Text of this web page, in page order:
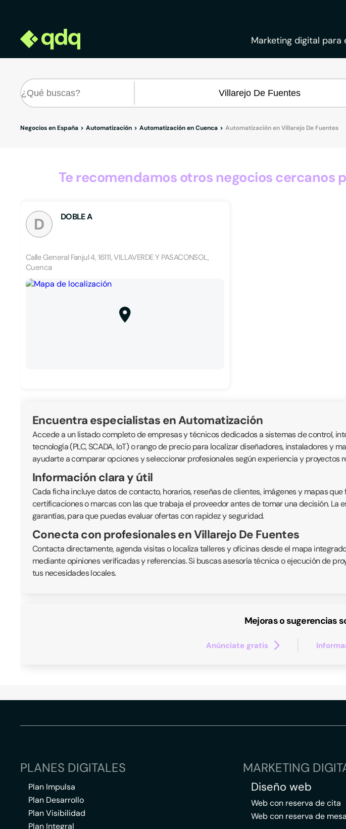
Marketing digital para
Negocios en España Automatización Automatización en Cuenca Automatización en Villarejo De Fuentes
Te recomendamos otros negocios cercanos
D DOBLE A
Calle General Fanjul 4, 16111, VILLAVERDE Y PASACONSOL,
Cuenca
Encuentra especialistas en Automatización
Accede a un listado completo de empresas y técnicos dedicados a sistemas de control,
tecnología (PLC, SCADA, IoT) o rango de precio para localizar diseñadores, instaladores
ayudarte a comparar opciones y seleccionar profesionales según experiencia y proyectos
Información clara y útil
Cada ficha incluye datos de contacto, horarios, reseñas de clientes, imágenes y mapas
certificaciones o marcas con las que trabaja el proveedor antes de tomar una decisión.
garantías, para que puedas evaluar ofertas con rapidez y seguridad.
Conecta con profesionales en Villarejo De Fuentes
Contacta directamente, agenda visitas o localiza talleres y oficinas desde el mapa
mediante opiniones verificadas y referencias. Si buscas asesoría técnica o ejecución de
tus necesidades locales.
Mejoras o sugerencias
Anúnciate gratis
PLANES DIGITALES
Plan Impulsa
Plan Desarrollo
Plan Visibilidad
Plan Integral
MARKETING
Diseño web
Web con reserva de cita
Web con reserva de mesa